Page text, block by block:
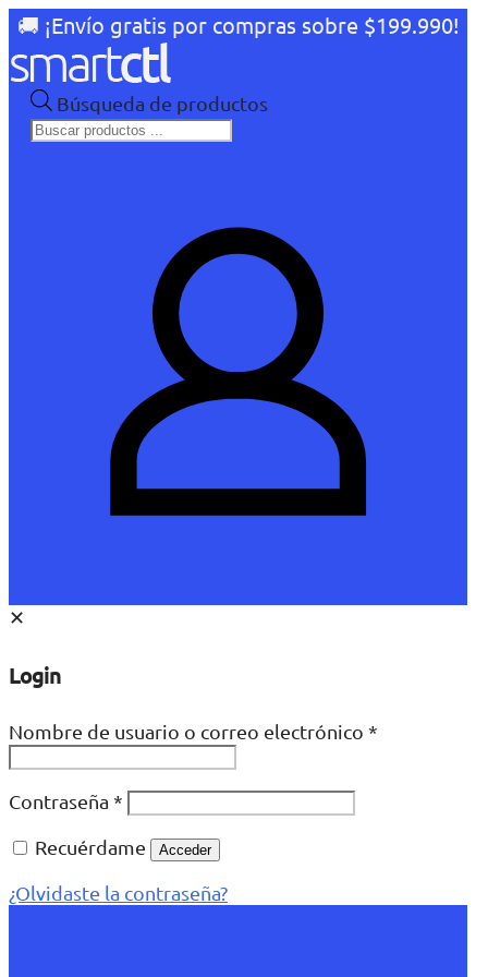
🚚 ¡Envío gratis por compras sobre $199.990!
Búsqueda de productos
✕
Login
Nombre de usuario o correo electrónico *
Contraseña *
Recuérdame
Acceder
¿Olvidaste la contraseña?